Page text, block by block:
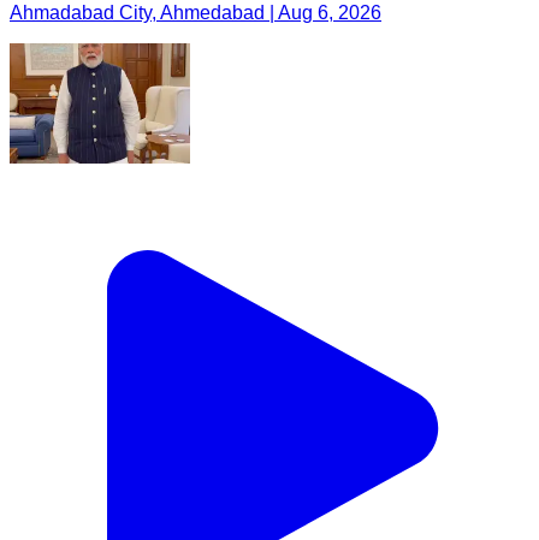
Ahmadabad City, Ahmedabad | Aug 6, 2026